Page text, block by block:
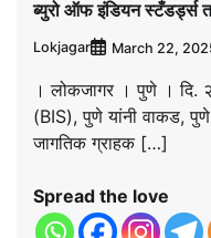
ब्युरो ऑफ इंडियन स्टँडर्ड्स
Lokjagar March 22,
। लोकजागर । पुणे । दि.
(BIS), पुणे यांनी वाकड,
जागतिक ग्राहक […]
Spread the love